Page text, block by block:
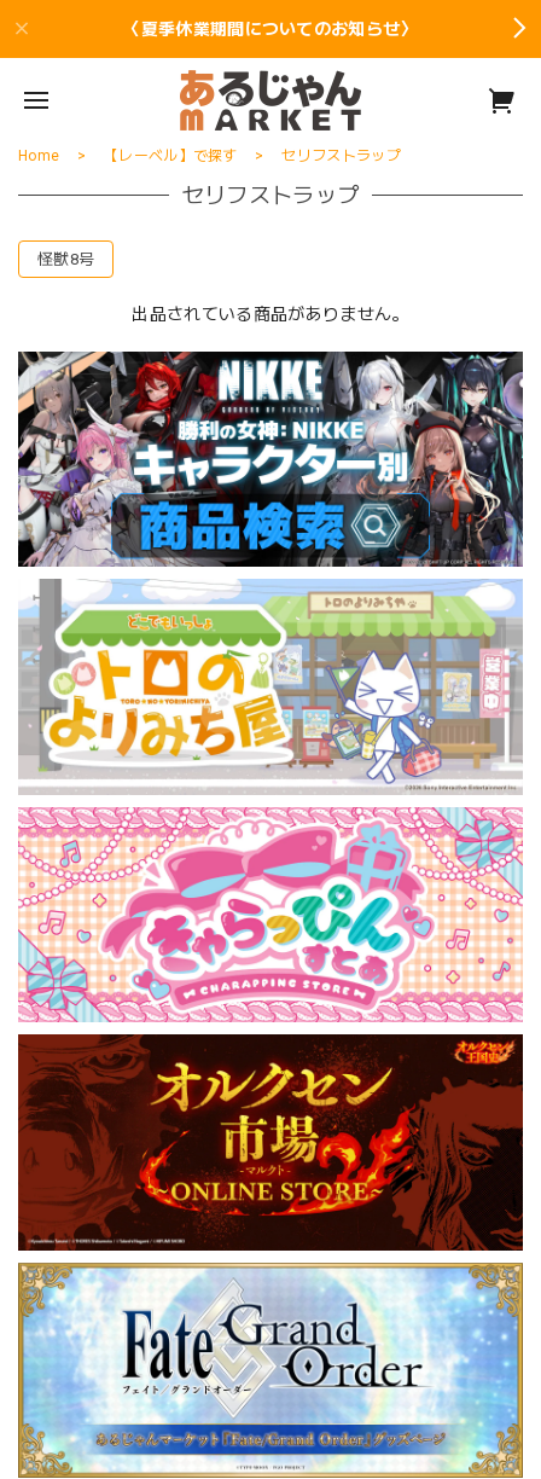
〈夏季休業期間についてのお知らせ〉
Home 【レーベル】で探す セリフストラップ
セリフストラップ
怪獣8号
出品されている商品がありません。